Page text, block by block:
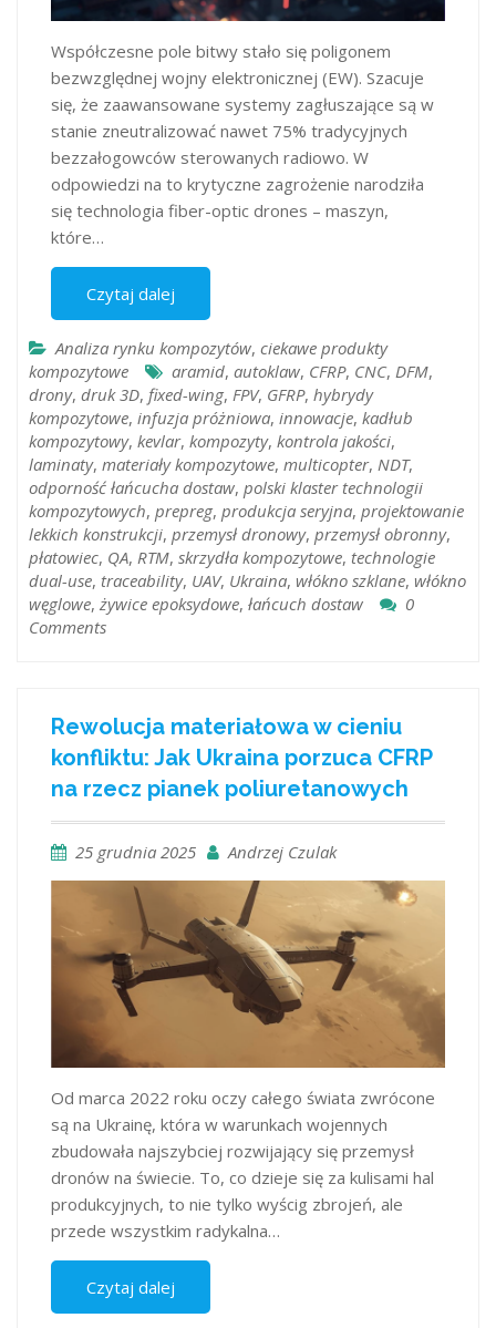
Współczesne pole bitwy stało się poligonem
bezwzględnej wojny elektronicznej (EW). Szacuje
się, że zaawansowane systemy zagłuszające są w
stanie zneutralizować nawet 75% tradycyjnych
bezzałogowców sterowanych radiowo. W
odpowiedzi na to krytyczne zagrożenie narodziła
się technologia fiber-optic drones – maszyn,
które…
Czytaj dalej
Analiza rynku kompozytów, ciekawe produkty
kompozytowe
aramid, autoklaw, CFRP, CNC, DFM,
drony, druk 3D, fixed-wing, FPV, GFRP, hybrydy
kompozytowe, infuzja próżniowa, innowacje, kadłub
kompozytowy, kevlar, kompozyty, kontrola jakości,
laminaty, materiały kompozytowe, multicopter, NDT,
odporność łańcucha dostaw, polski klaster technologii
kompozytowych, prepreg, produkcja seryjna, projektowanie
lekkich konstrukcji, przemysł dronowy, przemysł obronny,
płatowiec, QA, RTM, skrzydła kompozytowe, technologie
dual-use, traceability, UAV, Ukraina, włókno szklane, włókno
węglowe, żywice epoksydowe, łańcuch dostaw
0
Comments
Rewolucja materiałowa w cieniu
konfliktu: Jak Ukraina porzuca CFRP
na rzecz pianek poliuretanowych
25 grudnia 2025 Andrzej Czulak
Od marca 2022 roku oczy całego świata zwrócone
są na Ukrainę, która w warunkach wojennych
zbudowała najszybciej rozwijający się przemysł
dronów na świecie. To, co dzieje się za kulisami hal
produkcyjnych, to nie tylko wyścig zbrojeń, ale
przede wszystkim radykalna…
Czytaj dalej